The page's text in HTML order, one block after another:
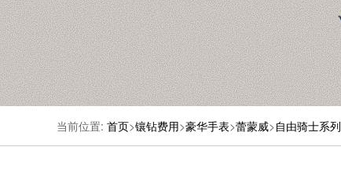
当前位置: 首页>镶钻费用>豪华手表>蕾蒙威>自由骑士系列